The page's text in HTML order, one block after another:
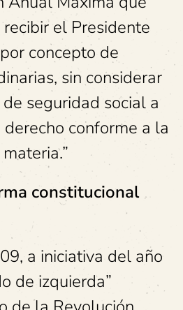
el Presidente
concepto de
sin considerar
seguridad social a
conforme a la
constitucional
a iniciativa del año
de izquierda”